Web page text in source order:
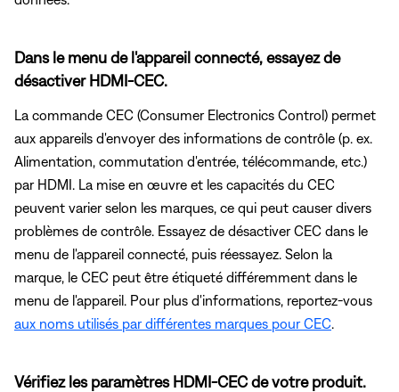
Dans le menu de l'appareil connecté, essayez de
désactiver HDMI-CEC.
La commande CEC (Consumer Electronics Control) permet
aux appareils d'envoyer des informations de contrôle (p. ex.
Alimentation, commutation d'entrée, télécommande, etc.)
par HDMI. La mise en œuvre et les capacités du CEC
peuvent varier selon les marques, ce qui peut causer divers
problèmes de contrôle. Essayez de désactiver CEC dans le
menu de l'appareil connecté, puis réessayez. Selon la
marque, le CEC peut être étiqueté différemment dans le
menu de l'appareil. Pour plus d'informations, reportez-vous
aux noms utilisés par différentes marques pour CEC.
Vérifiez les paramètres HDMI-CEC de votre produit.